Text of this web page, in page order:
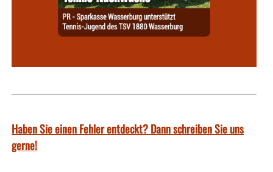
Haben Sie einen Fehler entdeckt? Dann schreiben Sie uns
gerne!